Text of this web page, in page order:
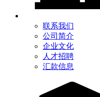
联系我们
公司简介
企业文化
人才招聘
汇款信息